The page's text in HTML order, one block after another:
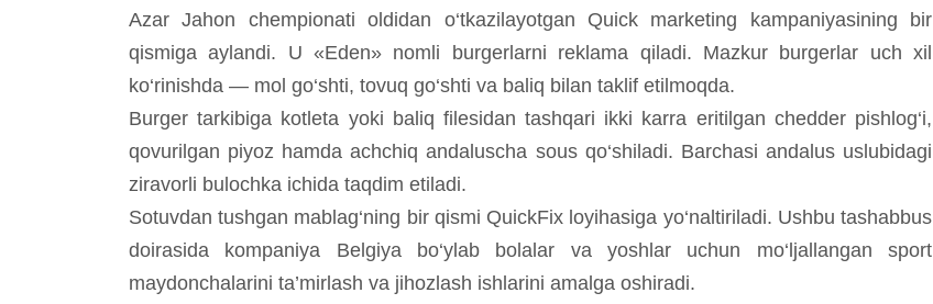
Azar Jahon chempionati oldidan o‘tkazilayotgan Quick marketing kampaniyasining bir
qismiga aylandi. U «Eden» nomli burgerlarni reklama qiladi. Mazkur burgerlar uch xil
ko‘rinishda — mol go‘shti, tovuq go‘shti va baliq bilan taklif etilmoqda.
Burger tarkibiga kotleta yoki baliq filesidan tashqari ikki karra eritilgan chedder pishlog‘i,
qovurilgan piyoz hamda achchiq andaluscha sous qo‘shiladi. Barchasi andalus uslubidagi
ziravorli bulochka ichida taqdim etiladi.
Sotuvdan tushgan mablag‘ning bir qismi QuickFix loyihasiga yo‘naltiriladi. Ushbu tashabbus
doirasida kompaniya Belgiya bo‘ylab bolalar va yoshlar uchun mo‘ljallangan sport
maydonchalarini ta’mirlash va jihozlash ishlarini amalga oshiradi.